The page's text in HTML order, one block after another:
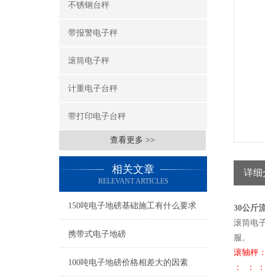
不锈钢台秤
带报警电子秤
滚筒电子秤
计重电子台秤
带打印电子台秤
查看更多 >>
相关文章
RELEVANT ARTICLES
150吨电子地磅基础施工有什么要求
携带式电子地磅
100吨电子地磅价格相差大的因素
详细
30公斤
滚筒电
服。
滚轴秤
： ：